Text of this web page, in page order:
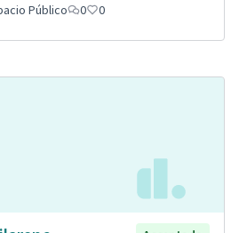
Público 0 0